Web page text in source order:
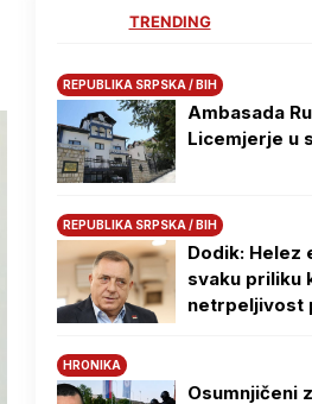
TRENDING
REPUBLIKA SRPSKA / BIH
Ambasada
Licemjerje u
REPUBLIKA SRPSKA / BIH
Dodik: Helez
svaku priliku
netrpeljivost
HRONIKA
Osumnjičeni